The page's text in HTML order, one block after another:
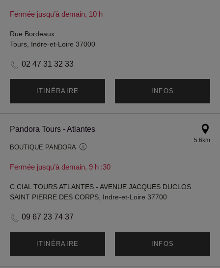
Fermée jusqu’à demain, 10 h
Rue Bordeaux
Tours, Indre-et-Loire 37000
02 47 31 32 33
ITINÉRAIRE INFOS
Pandora Tours - Atlantes
BOUTIQUE PANDORA
Fermée jusqu’à demain, 9 h :30
5.6km
C.CIAL TOURS ATLANTES - AVENUE JACQUES DUCLOS
SAINT PIERRE DES CORPS, Indre-et-Loire 37700
09 67 23 74 37
ITINÉRAIRE INFOS